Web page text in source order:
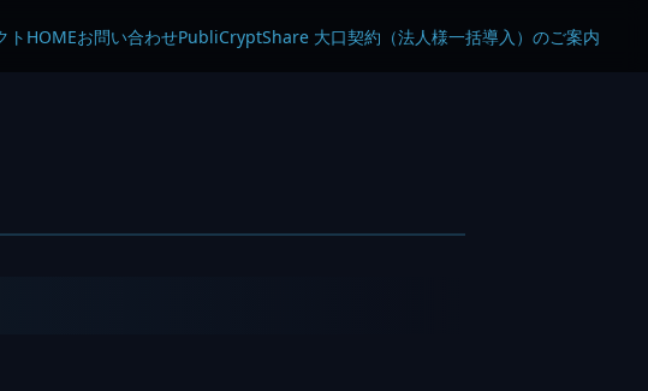
ト HOMEお問い合わせPubliCryptShare 大口契約（法人様一括導入）のご案内